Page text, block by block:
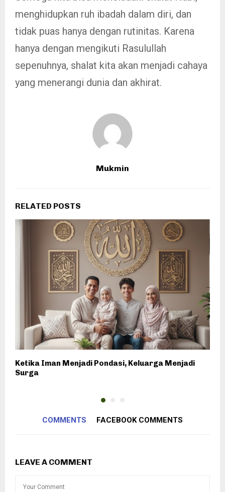
menghidupkan ruh ibadah dalam diri, dan
tidak puas hanya dengan rutinitas. Karena
hanya dengan mengikuti Rasulullah
sepenuhnya, shalat kita akan menjadi cahaya
yang menerangi dunia dan akhirat.
Mukmin
RELATED POSTS
Ketika Iman Menjadi Pondasi, Keluarga Menjadi
Surga
COMMENTS FACEBOOK COMMENTS
LEAVE A COMMENT